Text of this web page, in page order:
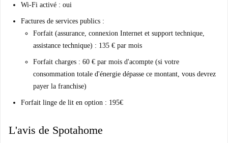
Wi-Fi activé : oui
Factures de services publics :
Forfait (assurance, connexion Internet et support technique,
assistance technique) : 135 € par mois
Forfait charges : 60 € par mois d'acompte (si votre
consommation totale d'énergie dépasse ce montant, vous devrez
payer la franchise)
Forfait linge de lit en option : 195€
L'avis de Spotahome